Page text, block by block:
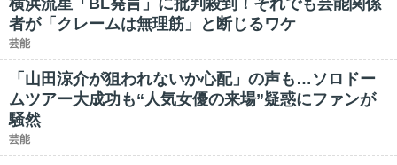
横浜流星「BL発言」に批判殺到！それでも芸能関係
者が「クレームは無理筋」と断じるワケ
芸能
「山田涼介が狙われないか心配」の声も…ソロドー
ムツアー大成功も“人気女優の来場”疑惑にファンが
騒然
芸能